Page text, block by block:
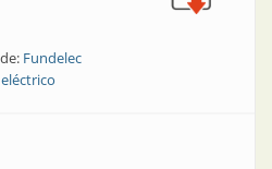
Fundelec
| Once meses consecutivos de caída en